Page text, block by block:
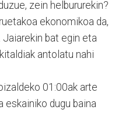
zein helbururekin?
ekonomikoa da,
Jaiarekin bat egin eta
antolatu nahi
01:00ak arte
eskainiko dugu baina